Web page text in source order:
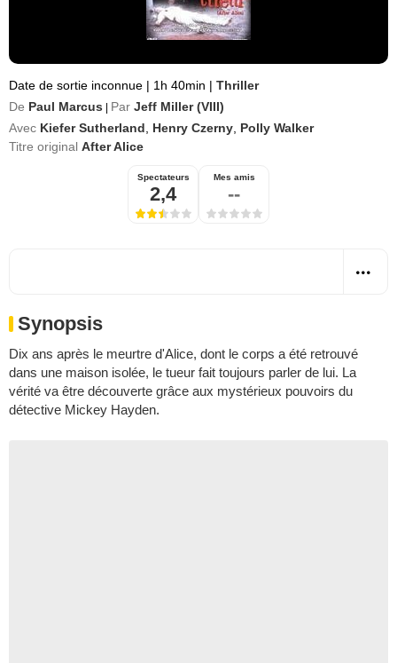
Date de sortie inconnue | 1h 40min | Thriller
De Paul Marcus Par Jeff Miller (VIII)
Avec Kiefer Sutherland Henry Czerny Polly Walker
Titre original After Alice
Spectateurs
2,4
Mes amis
--
Synopsis
Dix ans après le meurtre d'Alice, dont le corps a été retrouvé
dans une maison isolée, le tueur fait toujours parler de lui. La
vérité va être découverte grâce aux mystérieux pouvoirs du
détective Mickey Hayden.